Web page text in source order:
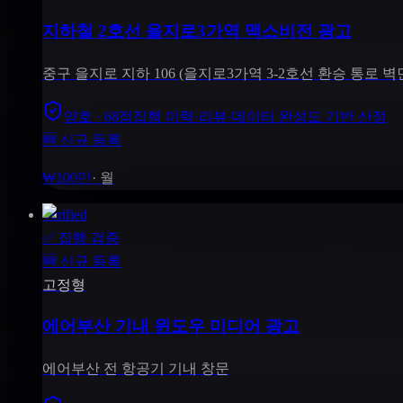
지하철 2호선 을지로3가역 맥스비전 광고
중구 을지로 지하 106 (을지로3가역 3-2호선 환승 통로 벽
양호 · 68점집행 이력·리뷰·데이터 완성도 기반 산정
🆕 신규 등록
₩100만· 월
Verified
✅ 집행 검증
🆕 신규 등록
고정형
에어부산 기내 윈도우 미디어 광고
에어부산 전 항공기 기내 창문